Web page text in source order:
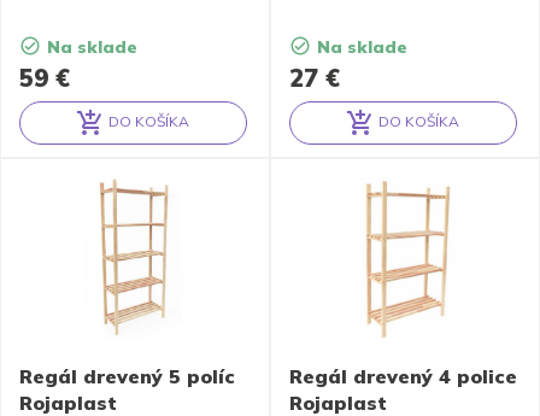
59 €
Na sklade
DO KOŠÍKA
27 €
Na sklade
DO KOŠÍKA
Regál drevený 5 políc
Rojaplast
Regál drevený 4 police
Rojaplast